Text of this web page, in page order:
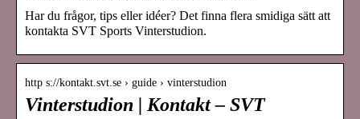
Har du frågor, tips eller idéer? Det finna flera smidiga sätt att
kontakta SVT Sports Vinterstudion.
http s://kontakt.svt.se › guide › vinterstudion
Vinterstudion | Kontakt – SVT